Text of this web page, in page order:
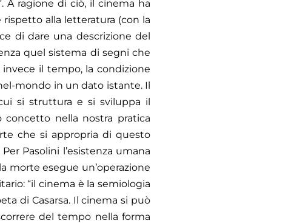
A ragione di ciò, il cinema ha
alla letteratura (con la
di dare una descrizione del
quel sistema di segni che
il tempo, la condizione
mondo in un dato istante. Il
si struttura e si sviluppa il
concetto nella nostra pratica
che si appropria di questo
Pasolini l’esistenza umana
morte esegue un’operazione
“il cinema è la semiologia
di Casarsa. Il cinema si può
del tempo nella forma